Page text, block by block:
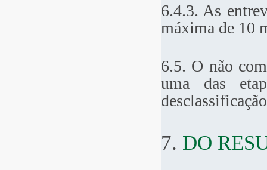
6.4.3. As
máxima de 10
6.5. O não
uma das
7. DO